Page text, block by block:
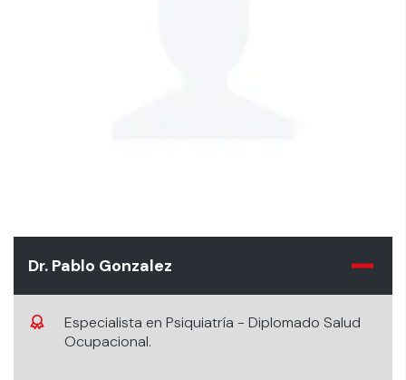
Dr. Pablo Gonzalez
Especialista en Psiquiatría - Diplomado Salud
Ocupacional.